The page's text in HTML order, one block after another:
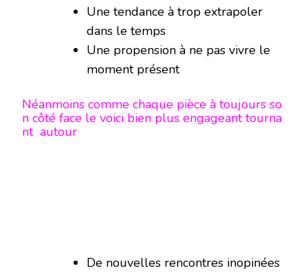
Une tendance à trop extrapoler
dans le temps
Une propension à ne pas vivre le
moment présent
Néanmoins comme chaque pièce à toujours so
n côté face le voici bien plus engageant tourna
nt autour
De nouvelles rencontres inopinées